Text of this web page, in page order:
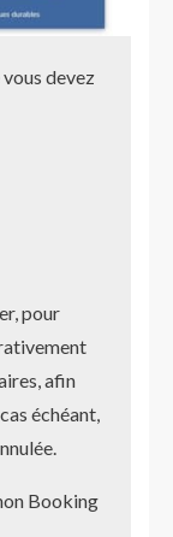
devez
pour
afin
échéant,
Booking